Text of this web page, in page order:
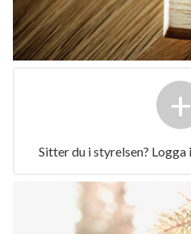
+
Sitter du i styrelsen?